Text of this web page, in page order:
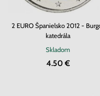
2 EURO Španielsko 2012 -
katedrála
Skladom
4.50 €